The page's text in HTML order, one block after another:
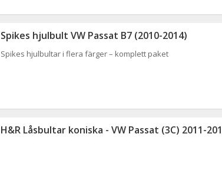
Spikes hjulbult VW Passat B7 (2010-2014)
Spikes hjulbultar i flera färger – komplett paket
H&R Låsbultar koniska - VW Passat (3C) 2011-